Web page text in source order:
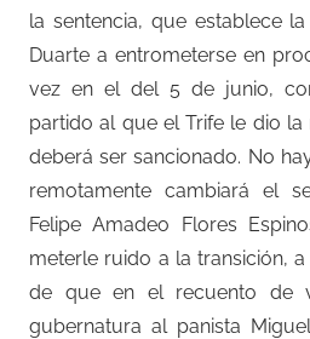
la sentencia, que establece
Duarte a entrometerse en
vez en el del 5 de junio,
partido al que el Trife le dio
deberá ser sancionado. No
remotamente cambiará el
Felipe Amadeo Flores
meterle ruido a la transición,
de que en el recuento de
gubernatura al panista